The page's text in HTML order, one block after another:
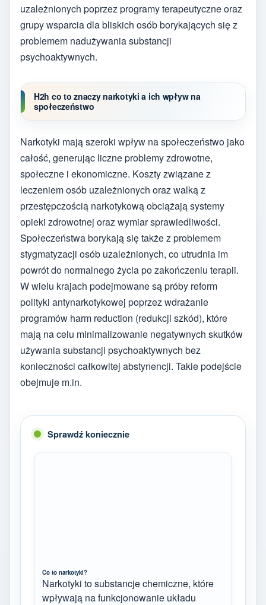
uzależnionych poprzez programy terapeutyczne oraz
grupy wsparcia dla bliskich osób borykających się z
problemem nadużywania substancji
psychoaktywnych.
H2h co to znaczy narkotyki a ich wpływ na
społeczeństwo
Narkotyki mają szeroki wpływ na społeczeństwo jako
całość, generując liczne problemy zdrowotne,
społeczne i ekonomiczne. Koszty związane z
leczeniem osób uzależnionych oraz walką z
przestępczością narkotykową obciążają systemy
opieki zdrowotnej oraz wymiar sprawiedliwości.
Społeczeństwa borykają się także z problemem
stygmatyzacji osób uzależnionych, co utrudnia im
powrót do normalnego życia po zakończeniu terapii.
W wielu krajach podejmowane są próby reform
polityki antynarkotykowej poprzez wdrażanie
programów harm reduction (redukcji szkód), które
mają na celu minimalizowanie negatywnych skutków
używania substancji psychoaktywnych bez
konieczności całkowitej abstynencji. Takie podejście
obejmuje m.in.
Sprawdź koniecznie
Co to narkotyki?
Narkotyki to substancje chemiczne, które
wpływają na funkcjonowanie układu